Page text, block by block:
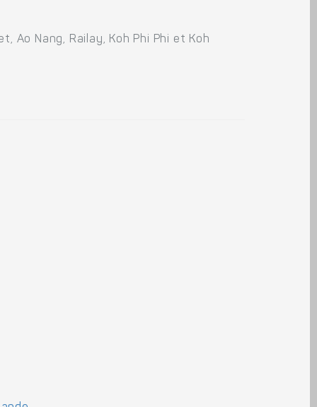
Ao Nang, Railay, Koh Phi Phi et Koh